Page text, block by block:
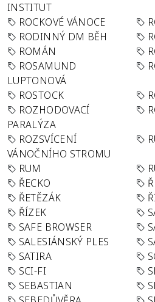
INSTITUT
ROCKOVÉ VÁNOCE
RODINNÝ DM BĚH
ROMÁN
ROSAMUND
LUPTONOVÁ
ROSTOCK
ROZHODOVACÍ
PARALÝZA
ROZSVÍCENÍ
VÁNOČNÍHO STROMU
RUM
ŘECKO
ŘETĚZÁK
ŘÍZEK
SAFE BROWSER
SALESIÁNSKÝ PLES
SATIRA
SCI-FI
SEBASTIAN